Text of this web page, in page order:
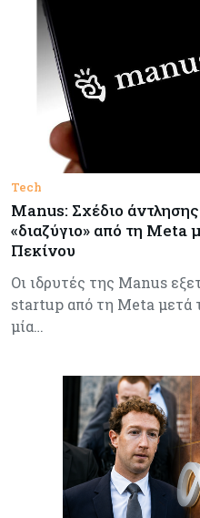
Tech
Manus: Σχέδιο
«διαζύγιο» από τη Meta
Πεκίνου
Οι ιδρυτές της Manus
startup από τη Meta μετά
μία…